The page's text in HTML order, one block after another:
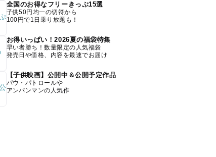
全国のお得なフリーきっぷ15選
子供50円均一の切符から
100円で1日乗り放題も！
お得いっぱい！2026夏の福袋特集
早い者勝ち！数量限定の人気福袋
発売日や価格、内容を最速でお届け
【子供映画】公開中＆公開予定作品
パウ・パトロールや
アンパンマンの人気作